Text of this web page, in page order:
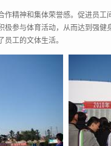
作精神和集体荣誉感。促进员
极参与体育活动，从而达到强
工的文体生活。